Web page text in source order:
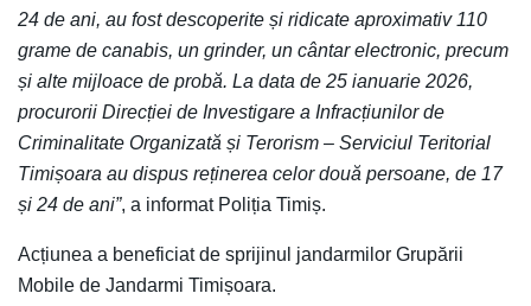
24 de ani, au fost descoperite și ridicate aproximativ 110
grame de canabis, un grinder, un cântar electronic, precum
și alte mijloace de probă. La data de 25 ianuarie 2026,
procurorii Direcției de Investigare a Infracțiunilor de
Criminalitate Organizată și Terorism – Serviciul Teritorial
Timișoara au dispus reținerea celor două persoane, de 17
și 24 de ani”, a informat Poliția Timiș.
Acțiunea a beneficiat de sprijinul jandarmilor Grupării
Mobile de Jandarmi Timișoara.